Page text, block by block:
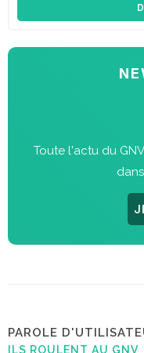
Toute l'actu du
PAROLE
ILS ROULENT AU GNV